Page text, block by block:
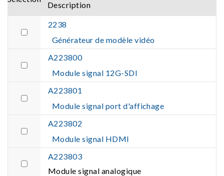
Description
2238
Générateur de modèle vidéo
A223800
Module signal 12G-SDI
A223801
Module signal port d'affichage
A223802
Module signal HDMI
A223803
Module signal analogique